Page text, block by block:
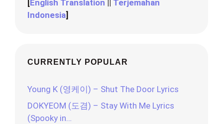
[English Translation || Terjemahan
Indonesia]
CURRENTLY POPULAR
Young K (영케이) – Shut The Door Lyrics
DOKYEOM (도겸) – Stay With Me Lyrics
(Spooky in…